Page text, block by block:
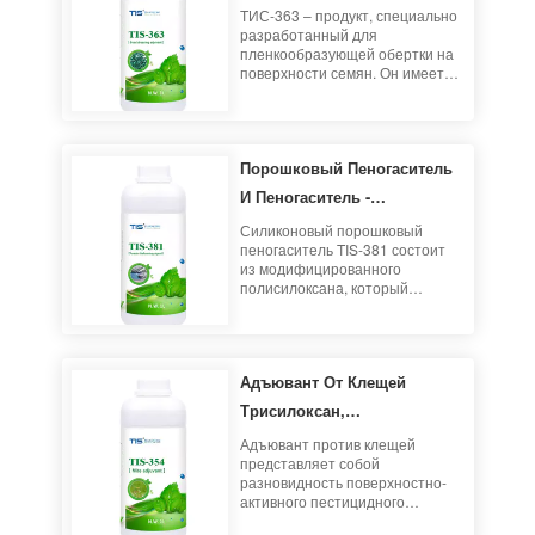
наполнителями, не влияя на
функцию пестицидов с
покрытием.
Семян Краситель Для
Семян - TIS-363
ТИС-363 – продукт, специально
разработанный для
пленкообразующей обертки на
поверхности семян. Он имеет
улучшить диспергируемость и
стабильность семян, а также
полезно для прорастания
семян.
Порошковый Пеногаситель
И Пеногаситель -
Кремнийорганическое
Поверхностно-Активное
Вещество ТIS-381
Силиконовый порошковый
пеногаситель TIS-381 состоит
из модифицированного
полисилоксана, который
способности и отличная
устойчивость к высоким
температурам делают его
широко используемым в
пестицидах и других областях.
Адъювант От Клещей
Трисилоксан,
Модифицированный
Полиэфиром - ТИС-354
Адъювант против клещей
представляет собой
разновидность поверхностно-
активного пестицидного